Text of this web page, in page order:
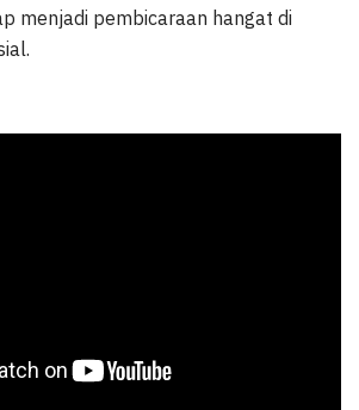
menjadi pembicaraan hangat di